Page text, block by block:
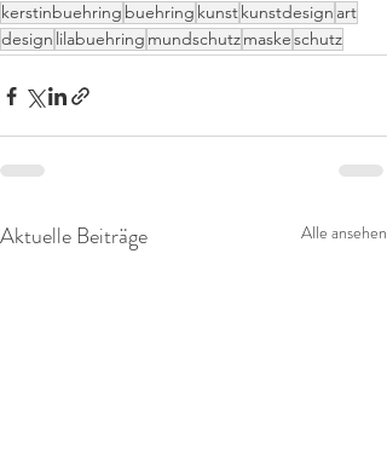
kerstinbuehring buehring kunstkunstdesign art
design lilabuehring mundschutzmaskeschutz
Aktuelle Beiträge Alle ansehen